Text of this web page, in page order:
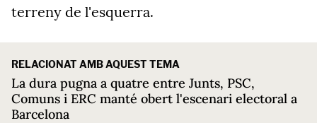
terreny de l'esquerra.
RELACIONAT AMB AQUEST TEMA
La dura pugna a quatre entre Junts, PSC,
Comuns i ERC manté obert l'escenari electoral a
Barcelona